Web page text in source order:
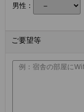
男性：
ご要望等